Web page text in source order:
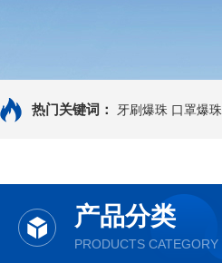
热门关键词： 牙刷爆珠 口罩爆珠
产品分类
PRODUCTS CATEGORY